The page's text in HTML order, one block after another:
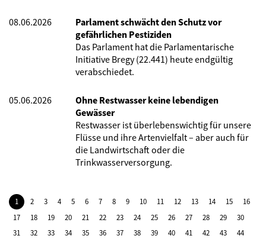
08.06.2026
Parlament schwächt den Schutz vor
gefährlichen Pestiziden
Das Parlament hat die Parlamentarische
Initiative Bregy (22.441) heute endgültig
verabschiedet.
05.06.2026
Ohne Restwasser keine lebendigen
Gewässer
Restwasser ist überlebenswichtig für unsere
Flüsse und ihre Artenvielfalt – aber auch für
die Landwirtschaft oder die
Trinkwasserversorgung.
1 2 3 4 5 6 7 8 9 10 11 12 13 14 15
16
17
18 19 20 21 22 23 24 25 26 27 28 29
30
31
32 33 34 35 36 37 38 39 40 41 42 43
44